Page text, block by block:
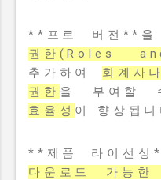
**프로 버전**
권한(Roles
추가하여 회계사
권한 을 부여할
효율성 이 향상됩니
**제품 라이선싱
다운로드 가능한